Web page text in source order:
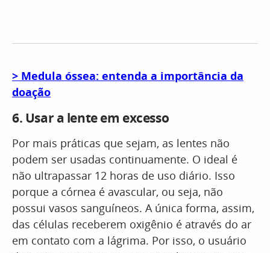
> Medula óssea: entenda a importância da
doação
6. Usar a lente em excesso
Por mais práticas que sejam, as lentes não
podem ser usadas continuamente. O ideal é
não ultrapassar 12 horas de uso diário. Isso
porque a córnea é avascular, ou seja, não
possui vasos sanguíneos. A única forma, assim,
das células receberem oxigênio é através do ar
em contato com a lágrima. Por isso, o usuário